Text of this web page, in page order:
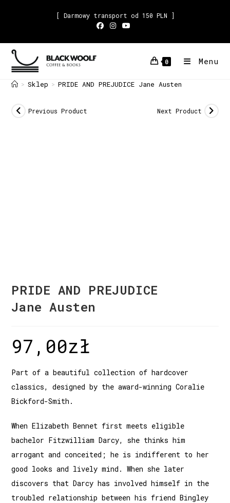
[ Darmowy transport od 150 PLN ]
0 Menu
> Sklep > PRIDE AND PREJUDICE Jane Austen
Previous Product Next Product
PRIDE AND PREJUDICE
Jane Austen
97,00zł
Part of a beautiful collection of hardcover
classics, designed by the award-winning Coralie
Bickford-Smith.
When Elizabeth Bennet first meets eligible
bachelor Fitzwilliam Darcy, she thinks him
arrogant and conceited; he is indifferent to her
good looks and lively mind. When she later
discovers that Darcy has involved himself in the
troubled relationship between his friend Bingley